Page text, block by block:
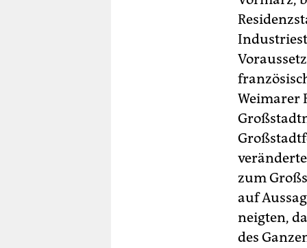
Weimarer
zum
auf
neigten,
des